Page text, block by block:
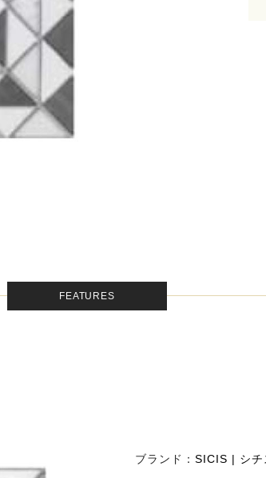
FEATURES
ブランド： SICIS | シチ